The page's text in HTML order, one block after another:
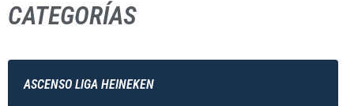
CATEGORÍAS
ASCENSO LIGA HEINEKEN